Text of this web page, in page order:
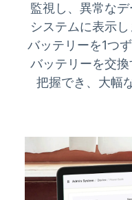
監視し、異常な
システムに表示
バッテリーを1つ
バッテリーを交
把握でき、大幅